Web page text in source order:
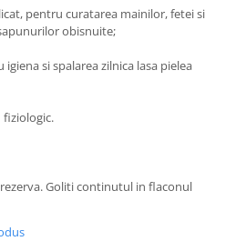
pentru curatarea mainilor, fetei si
obisnuite;
si spalarea zilnica lasa pielea
Goliti continutul in flaconul